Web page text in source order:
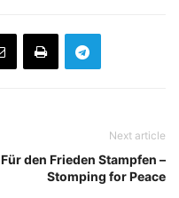
Next article
Für den Frieden Stampfen –
Stomping for Peace